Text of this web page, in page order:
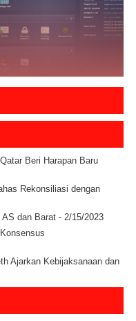
Beri Harapan Baru
Rekonsiliasi dengan
dan Barat - 2/15/2023
Ajarkan Kebijaksanaan dan